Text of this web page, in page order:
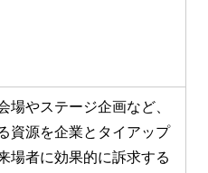
場やステージ企画など、
資源を企業とタイアップ
場者に効果的に訴求する